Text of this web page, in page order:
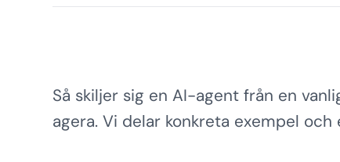
Så skiljer sig en AI-agent från en
agera. Vi delar konkreta exempel